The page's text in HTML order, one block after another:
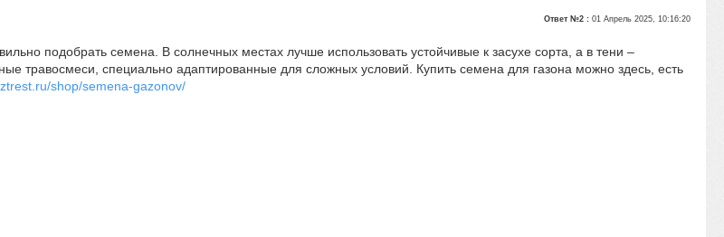
Ответ №2 :01 Апрель 2025, 10:16:20
подобрать семена. В солнечных местах лучше использовать устойчивые к засухе сорта, а в тени –
травосмеси, специально адаптированные для сложных условий. Купить семена для газона можно здесь, есть
shop/semena-gazonov/